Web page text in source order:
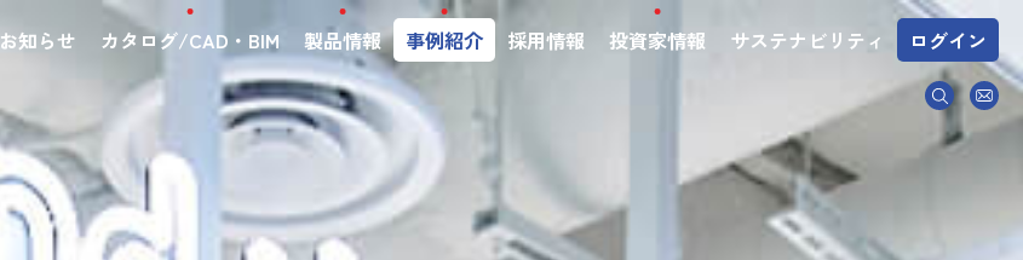
お知らせ カタログ/CAD・BIM 製品情報 事例紹介 採用情報 投資家情報 サステナビリティ ログイン